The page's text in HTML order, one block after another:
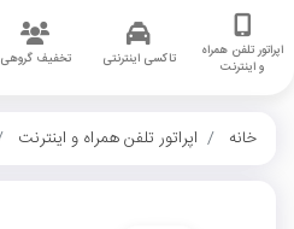
اپراتور تلفن همراه
و اینترنت
تاکسی اینترنتی تخفیف گروهی
خانه اپراتور تلفن همراه و اینترنت